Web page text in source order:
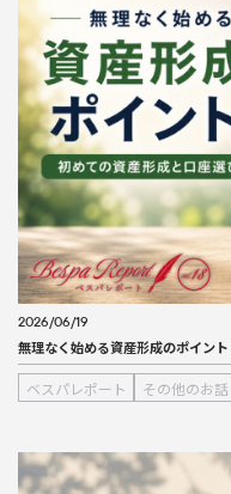
2026/06/19
無理なく始める資産形成のポイン
ベスパレポート その他のお話